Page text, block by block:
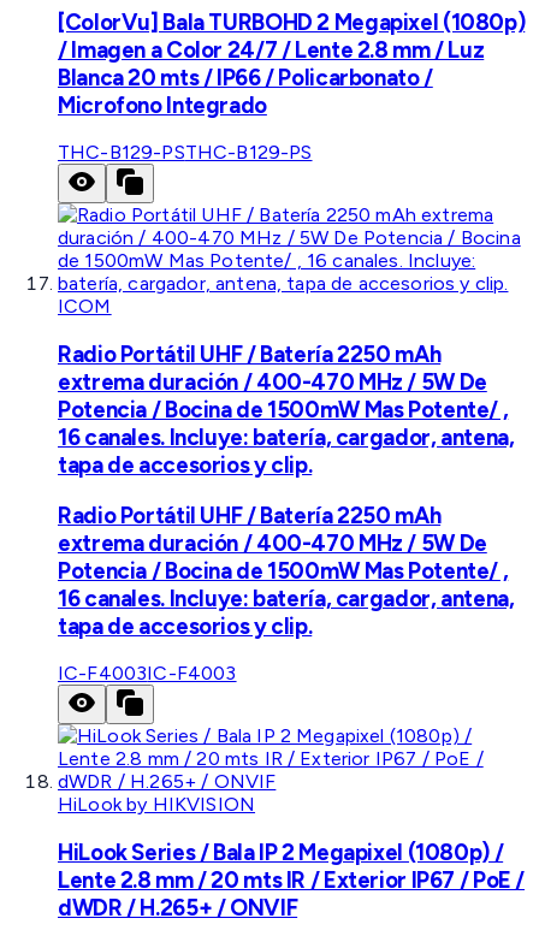
[ColorVu] Bala TURBOHD 2 Megapixel (1080p)
/ Imagen a Color 24/7 / Lente 2.8 mm / Luz
Blanca 20 mts / IP66 / Policarbonato /
Microfono Integrado
THC-B129-PSTHC-B129-PS
ICOM
Radio Portátil UHF / Batería 2250 mAh
extrema duración / 400-470 MHz / 5W De
Potencia / Bocina de 1500mW Mas Potente/ ,
16 canales. Incluye: batería, cargador, antena,
tapa de accesorios y clip.
Radio Portátil UHF / Batería 2250 mAh
extrema duración / 400-470 MHz / 5W De
Potencia / Bocina de 1500mW Mas Potente/ ,
16 canales. Incluye: batería, cargador, antena,
tapa de accesorios y clip.
IC-F4003IC-F4003
HiLook by HIKVISION
HiLook Series / Bala IP 2 Megapixel (1080p) /
Lente 2.8 mm / 20 mts IR / Exterior IP67 / PoE /
dWDR / H.265+ / ONVIF